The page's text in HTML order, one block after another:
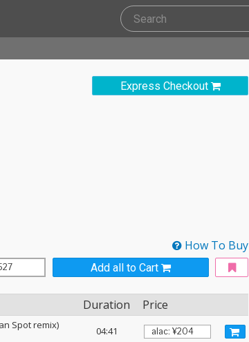
Express Checkout
How To Buy
Add all to Cart
Duration Price
Spot remix)
04:41